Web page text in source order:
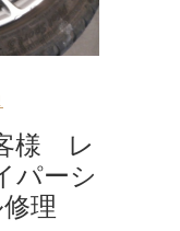
様 レ
パーシ
理